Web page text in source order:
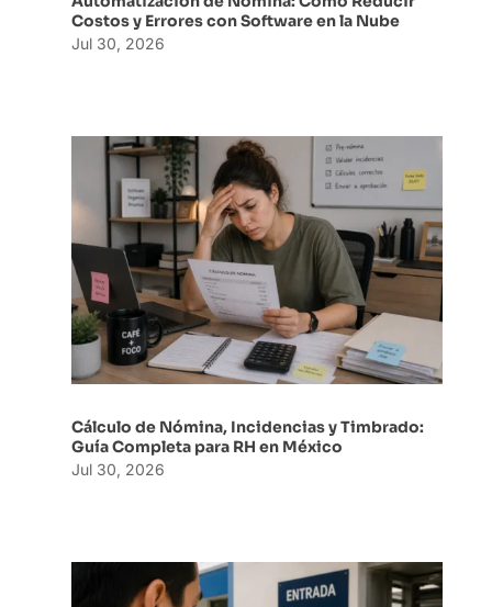
Costos y Errores con Software en la Nube
Jul 30, 2026
Cálculo de Nómina, Incidencias y Timbrado:
Guía Completa para RH en México
Jul 30, 2026